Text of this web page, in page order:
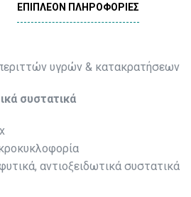
ΕΠΙΠΛΈΟΝ ΠΛΗΡΟΦΟΡΊΕΣ
υγρών & κατακρατήσεων
συστατικά
αντιοξειδωτικά συστατικά